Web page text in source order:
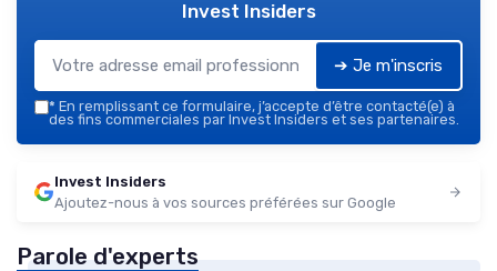
Invest Insiders
➔ Je m'inscris
* En remplissant ce formulaire, j’accepte d’être contacté(e) à
des fins commerciales par Invest Insiders et ses partenaires.
Invest Insiders
Ajoutez-nous à vos sources préférées sur Google
Parole d'experts